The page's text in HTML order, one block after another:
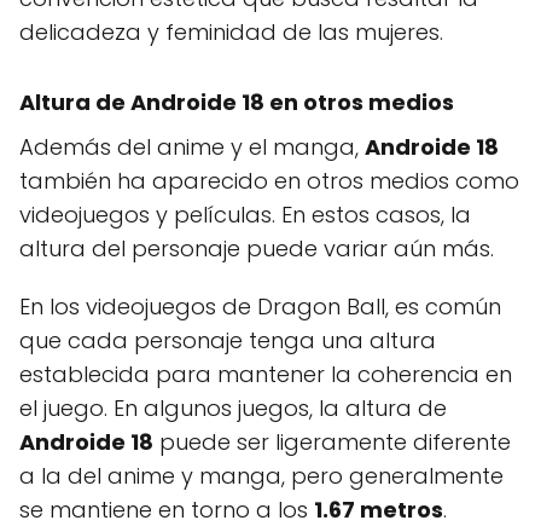
delicadeza y feminidad de las mujeres.
Altura de Androide 18 en otros medios
Además del anime y el manga, Androide 18
también ha aparecido en otros medios como
videojuegos y películas. En estos casos, la
altura del personaje puede variar aún más.
En los videojuegos de Dragon Ball, es común
que cada personaje tenga una altura
establecida para mantener la coherencia en
el juego. En algunos juegos, la altura de
Androide 18 puede ser ligeramente diferente
a la del anime y manga, pero generalmente
se mantiene en torno a los 1.67 metros.